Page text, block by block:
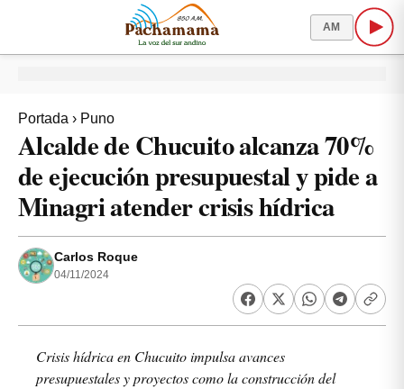
AM
Portada › Puno
Alcalde de Chucuito alcanza 70%
de ejecución presupuestal y pide a
Minagri atender crisis hídrica
Carlos Roque
04/11/2024
Crisis hídrica en Chucuito impulsa avances
presupuestales y proyectos como la construcción del